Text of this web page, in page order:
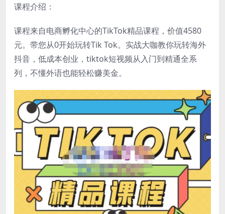
课程介绍：
课程来自电商孵化中心的TikTok精品课程，价值4580
元。带您从0开始玩转Tik Tok。实战大咖教你玩转海外
抖音，低成本创业，tiktok短视频从入门到精通全系
列，不懂外语也能轻松赚美金。